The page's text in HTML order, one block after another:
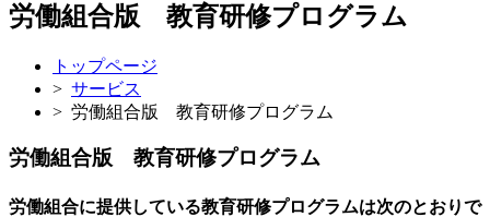
労働組合版 教育研修プログラム
トップページ
> サービス
> 労働組合版 教育研修プログラム
労働組合版 教育研修プログラム
労働組合に提供している教育研修プログラムは次のとおりで